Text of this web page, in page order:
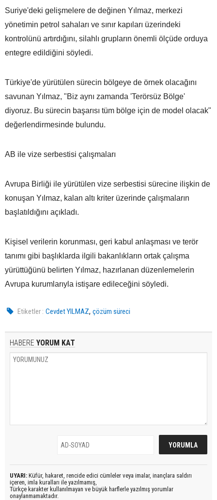
Suriye'deki gelişmelere de değinen Yılmaz, merkezi
yönetimin petrol sahaları ve sınır kapıları üzerindeki
kontrolünü artırdığını, silahlı grupların önemli ölçüde orduya
entegre edildiğini söyledi.
Türkiye'de yürütülen sürecin bölgeye de örnek olacağını
savunan Yılmaz, "Biz aynı zamanda 'Terörsüz Bölge'
diyoruz. Bu sürecin başarısı tüm bölge için de model olacak"
değerlendirmesinde bulundu.
AB ile vize serbestisi çalışmaları
Avrupa Birliği ile yürütülen vize serbestisi sürecine ilişkin de
konuşan Yılmaz, kalan altı kriter üzerinde çalışmaların
başlatıldığını açıkladı.
Kişisel verilerin korunması, geri kabul anlaşması ve terör
tanımı gibi başlıklarda ilgili bakanlıkların ortak çalışma
yürüttüğünü belirten Yılmaz, hazırlanan düzenlemelerin
Avrupa kurumlarıyla istişare edileceğini söyledi.
Etiketler : Cevdet YILMAZ,çözüm süreci
HABERE YORUM KAT
UYARI: Küfür, hakaret, rencide edici cümleler veya imalar, inançlara saldırı
içeren, imla kuralları ile yazılmamış,
Türkçe karakter kullanılmayan ve büyük harflerle yazılmış yorumlar
onaylanmamaktadır.